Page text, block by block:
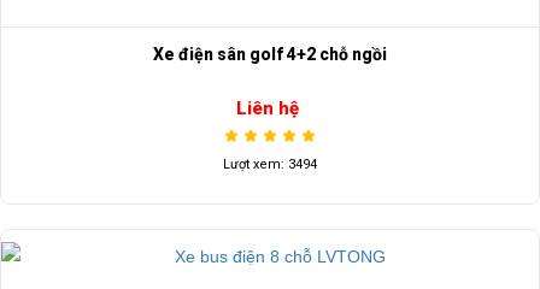
Xe điện sân golf 4+2 chỗ ngồi
Liên hệ
Lượt xem: 3494